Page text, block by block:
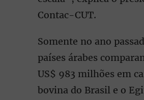
Contac-CUT.
Somente no ano
países árabes
US$ 983 milhões em
bovina do Brasil e o